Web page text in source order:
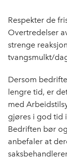
Respekter de
Overtredelser
strenge
tvangsmulkt/
Dersom
lengre tid, er
med
gjøres i god tid
Bedriften bør
anbefaler at